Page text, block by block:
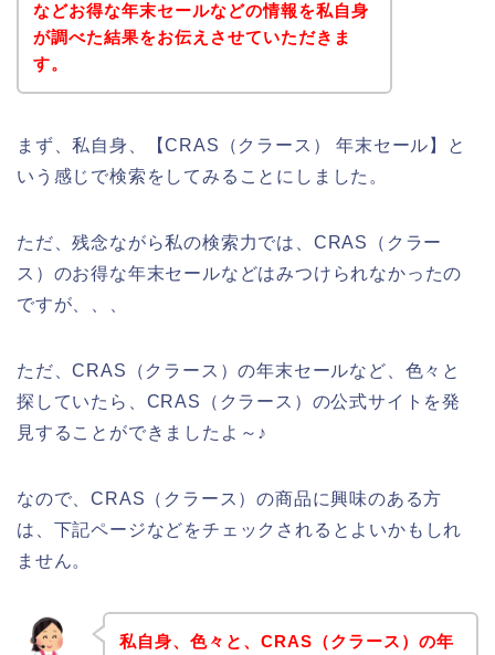
などお得な年末セールなどの情報を私自身
が調べた結果をお伝えさせていただきま
す。
まず、私自身、【CRAS（クラース） 年末セール】と
いう感じで検索をしてみることにしました。
ただ、残念ながら私の検索力では、CRAS（クラー
ス）のお得な年末セールなどはみつけられなかったの
ですが、、、
ただ、CRAS（クラース）の年末セールなど、色々と
探していたら、CRAS（クラース）の公式サイトを発
見することができましたよ～♪
なので、CRAS（クラース）の商品に興味のある方
は、下記ページなどをチェックされるとよいかもしれ
ません。
私自身、色々と、CRAS（クラース）の年